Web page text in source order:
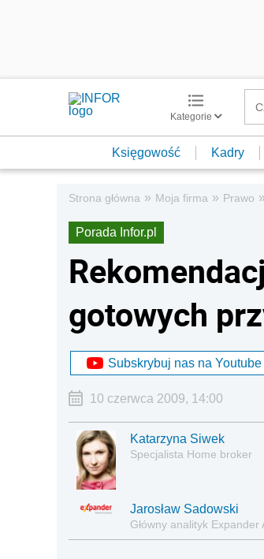
Kategorie
Księgowość Kadry
Strona główna » Moja firma » Prawo »
Porada Infor.pl
gotowych
Subskrybuj nas na Youtube
10 czerwca 2009, 14:00
Katarzyna Siwek
Specjalista Home broker
Jarosław Sadowski
Główny analityk Expander